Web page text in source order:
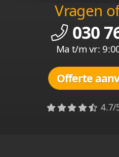
Vragen
030
Ma t/m vr:
Offerte
4.7/